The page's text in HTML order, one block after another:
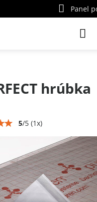
Panel
hrúbka
5/5 (1x)